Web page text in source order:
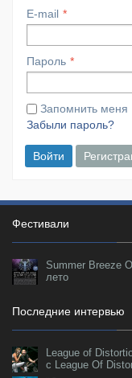
E-mail
Пароль
Запомнить меня
Забыли пароль?
Войти
Фестивали
Summer Breeze
лето
Последние интервью
League of
с League Of